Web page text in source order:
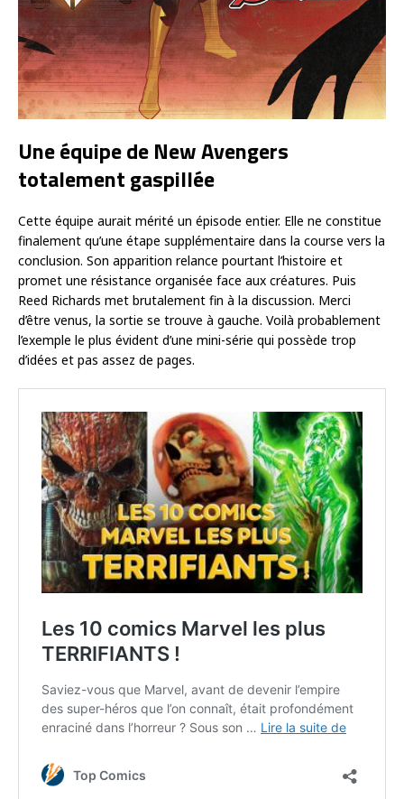
Une équipe de New Avengers
totalement gaspillée
Cette équipe aurait mérité un épisode entier. Elle ne constitue
finalement qu’une étape supplémentaire dans la course vers la
conclusion. Son apparition relance pourtant l’histoire et
promet une résistance organisée face aux créatures. Puis
Reed Richards met brutalement fin à la discussion. Merci
d’être venus, la sortie se trouve à gauche. Voilà probablement
l’exemple le plus évident d’une mini-série qui possède trop
d’idées et pas assez de pages.